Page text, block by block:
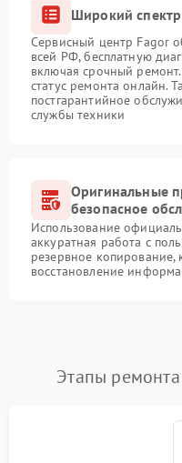
Широкий спектр
Сервисный центр Fagor
всей РФ, бесплатную
включая срочный
статус ремонта онлайн.
постгарантийное
службы техники
Оригинальные
безопасное
Использование
аккуратная работа с
резервное
восстановление
Этапы